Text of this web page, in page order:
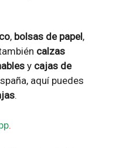
, bolsas de papel,
calzas
y cajas de
aquí puedes
.
.